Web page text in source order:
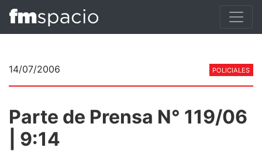
14/07/2006 POLICIALES
Parte de Prensa N° 119/06
| 9:14